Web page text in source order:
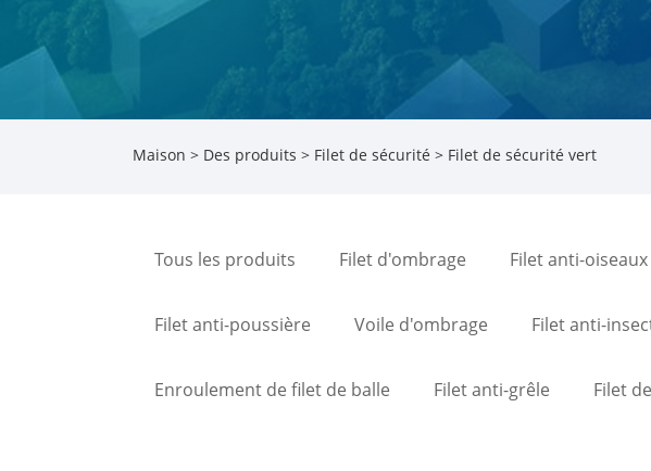
Maison > Des produits > Filet de sécurité > Filet de sécurité vert
Tous les produits Filet d'ombrage Filet anti-oiseaux
Filet anti-poussière Voile d'ombrage Filet anti-
Enroulement de filet de balle Filet anti-grêle Filet